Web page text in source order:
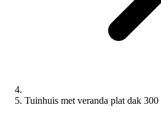
Tuinhuis met veranda plat dak